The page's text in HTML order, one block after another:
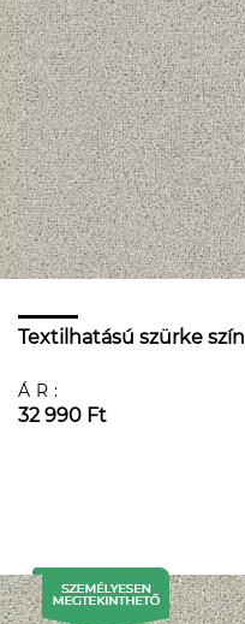
Textilhatású szürke
ÁR:
32 990 Ft